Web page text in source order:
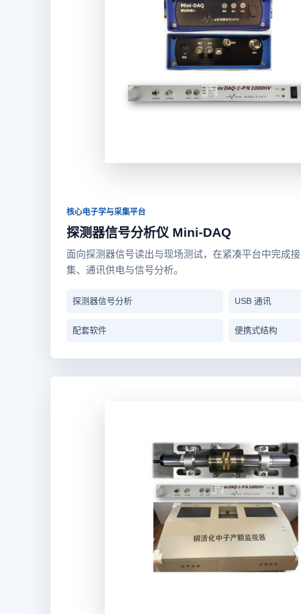
核心电子学与采集平台
探测器信号分析仪 Mini-DAQ
面向探测器信号读出与现场测试，在紧凑平台中完成
集、通讯供电与信号分析。
探测器信号分析 USB 通讯
配套软件 便携式结构